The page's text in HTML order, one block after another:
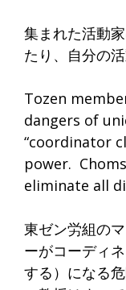
集まれた活動
たり、 自分の
Tozen
dangers of
“coordinator
power.
eliminate all
東ゼン労組の
ーがコーディ
する）になる